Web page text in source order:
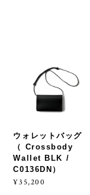
ウォレットバッグ
（ Crossbody
Wallet BLK /
C0136DN）
¥35,200